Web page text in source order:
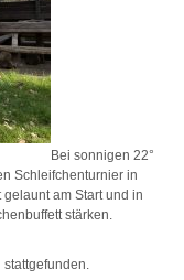
Bei sonnigen 22°
Schleifchenturnier in
am Start und in
stärken.
stattgefunden.